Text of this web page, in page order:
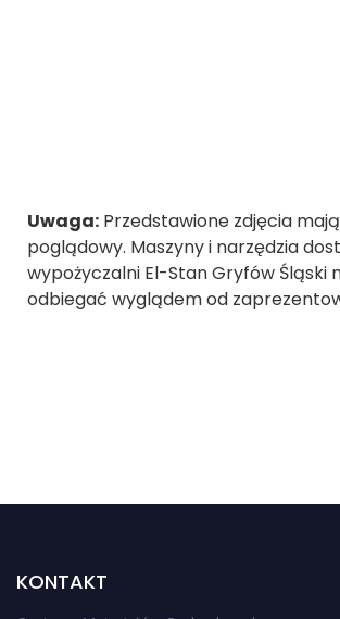
Uwaga: Przedstawione zdjęcia
poglądowy. Maszyny i narzędzia
wypożyczalni El-Stan Gryfów Śląski
odbiegać wyglądem od
KONTAKT